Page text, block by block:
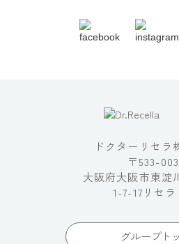
ドクターリセラ
〒533-
大阪府大阪市東淀
1-7-17リセ
グループト